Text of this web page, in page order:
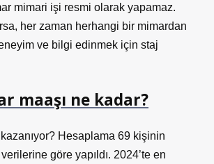
mimari işi resmi olarak yapamaz.
her zaman herhangi bir mimardan
ve bilgi edinmek için staj
maaşı ne kadar?
Hesaplama 69 kişinin
göre yapıldı. 2024’te en